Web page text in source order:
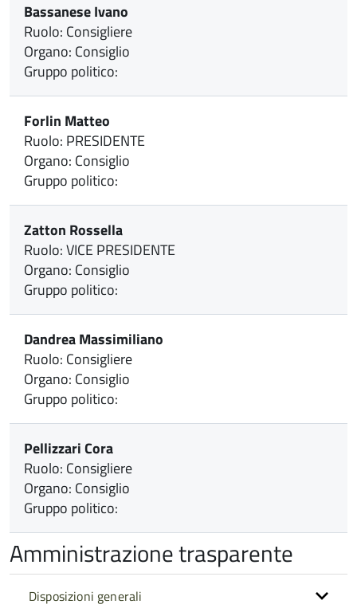
Bassanese Ivano
Ruolo: Consigliere
Organo: Consiglio
Gruppo politico:
Forlin Matteo
Ruolo: PRESIDENTE
Organo: Consiglio
Gruppo politico:
Zatton Rossella
Ruolo: VICE PRESIDENTE
Organo: Consiglio
Gruppo politico:
Dandrea Massimiliano
Ruolo: Consigliere
Organo: Consiglio
Gruppo politico:
Pellizzari Cora
Ruolo: Consigliere
Organo: Consiglio
Gruppo politico:
Amministrazione trasparente
Disposizioni generali